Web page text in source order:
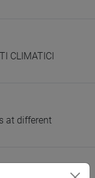
CLIMATICI
at different